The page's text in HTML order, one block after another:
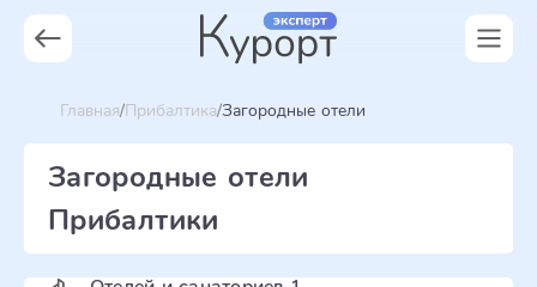
Главная Прибалтика Загородные отели
Загородные отели
Прибалтики